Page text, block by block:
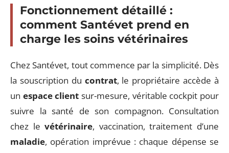
Fonctionnement détaillé :
comment Santévet prend en
charge les soins vétérinaires
Chez Santévet, tout commence par la simplicité. Dès
la souscription du contrat, le propriétaire accède à
un espace client sur-mesure, véritable cockpit pour
suivre la santé de son compagnon. Consultation
chez levétérinaire, vaccination, traitement d’une
maladie, opération imprévue : chaque dépense se